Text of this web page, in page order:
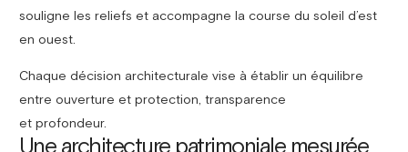
souligne les reliefs et accompagne la course du soleil d’est
en ouest.
Chaque décision architecturale vise à établir un équilibre
entre ouverture et protection, transparence
et profondeur.
Une architecture patrimoniale mesurée